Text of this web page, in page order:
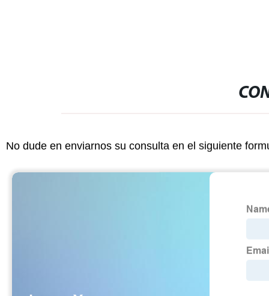
No dude en enviarnos su consulta en el siguiente